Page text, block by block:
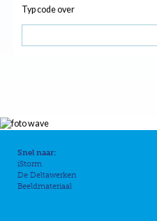
Typ code over
Snel naar:
iStorm
De Deltawerken
Beeldmateriaal